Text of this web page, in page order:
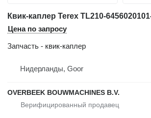
Цена по запросу
Запчасть - квик-каплер
Нидерланды, Goor
OVERBEEK BOUWMACHINES B.V.